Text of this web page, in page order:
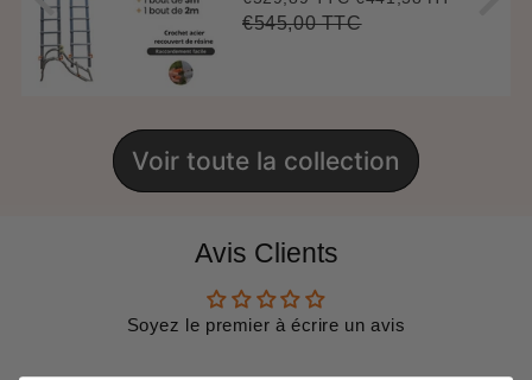
réduit
Prix
€545,00 TTC€545,00
Voir toute la collection
Avis Clients
Soyez le premier à écrire un avis